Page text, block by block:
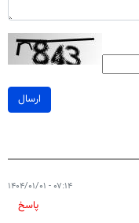
ارسال
۰۷:۱۴ - ۱۴۰۴/۰۱/۰۱
پاسخ